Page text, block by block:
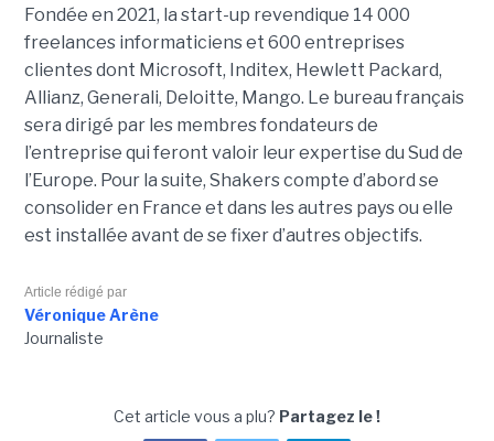
Fondée en 2021, la start-up revendique 14 000
freelances informaticiens et 600 entreprises
clientes dont Microsoft, Inditex, Hewlett Packard,
Allianz, Generali, Deloitte, Mango. Le bureau français
sera dirigé par les membres fondateurs de
l’entreprise qui feront valoir leur expertise du Sud de
l’Europe. Pour la suite, Shakers compte d’abord se
consolider en France et dans les autres pays ou elle
est installée avant de se fixer d’autres objectifs.
Article rédigé par
Véronique Arène
Journaliste
Cet article vous a plu? Partagez le !